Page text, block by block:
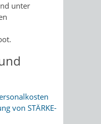
unter
von STÄRKE-